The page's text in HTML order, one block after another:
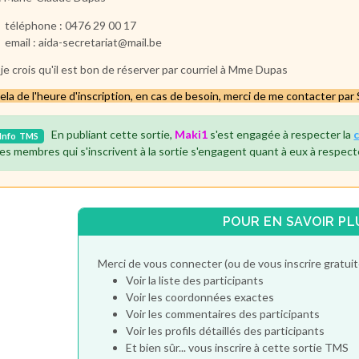
téléphone : 0476 29 00 17
email : aida-secretariat@mail.be
je crois qu'il est bon de réserver par courriel à Mme Dupas
de l'heure d'inscription, en cas de besoin, merci de me contacter par
Info TMS En publiant cette sortie, Maki1 s'est engagée à respecter la
membres qui s'inscrivent à la sortie s'engagent quant à eux à
POUR EN SAVOIR
Merci de vous connecter (ou de vous inscrire
Voir la liste des participants
Voir les coordonnées exactes
Voir les commentaires des participants
Voir les profils détaillés des participants
Et bien sûr... vous inscrire à cette sortie TMS